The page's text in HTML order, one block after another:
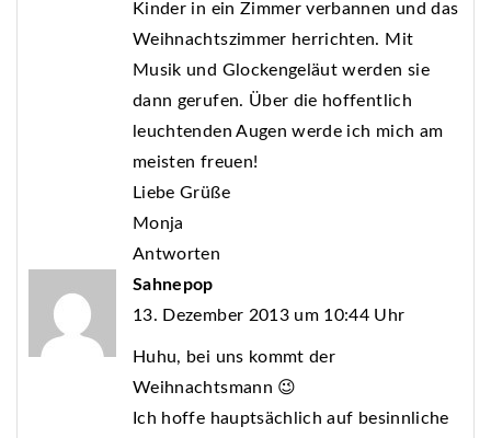
Kinder in ein Zimmer verbannen und das
Weihnachtszimmer herrichten. Mit
Musik und Glockengeläut werden sie
dann gerufen. Über die hoffentlich
leuchtenden Augen werde ich mich am
meisten freuen!
Liebe Grüße
Monja
Antworten
Sahnepop
13. Dezember 2013 um 10:44 Uhr
Huhu, bei uns kommt der
Weihnachtsmann 😉
Ich hoffe hauptsächlich auf besinnliche